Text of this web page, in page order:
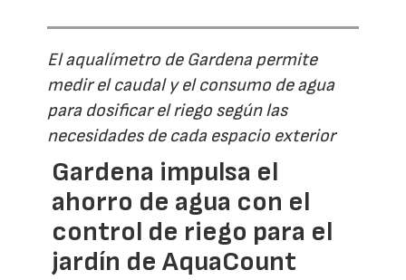
El aqualímetro de Gardena permite
medir el caudal y el consumo de agua
para dosificar el riego según las
necesidades de cada espacio exterior
Gardena impulsa el
ahorro de agua con el
control de riego para el
jardín de AquaCount